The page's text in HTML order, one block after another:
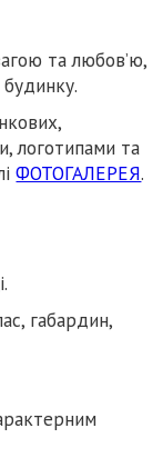
та любов’ю,
логотипами та
ФОТОГАЛЕРЕЯ.
габардин,